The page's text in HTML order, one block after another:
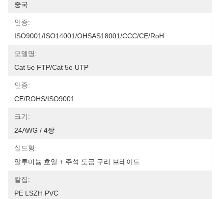
중국
인증:
ISO9001/ISO14001/OHSAS18001/CCC/CE/RoH
모델명:
Cat 5e FTP/Cat 5e UTP
인증:
CE/ROHS/ISO9001
크기:
24AWG / 4쌍
실드형:
알루미늄 호일 + 주석 도금 구리 브레이드
칼집:
PE LSZH PVC